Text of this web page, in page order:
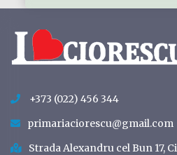
+373 (022) 456 344
primariaciorescu@gmail.com
Strada Alexandru cel Bun 17,